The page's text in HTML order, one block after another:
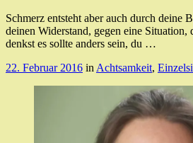
Schmerz entsteht aber auch durch deine
deinen Widerstand, gegen eine Situation,
denkst es sollte anders sein, du …
22. Februar 2016 inAchtsamkeit,